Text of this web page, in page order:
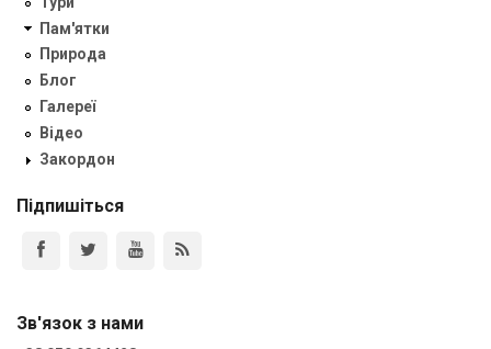
Пам'ятки
Природа
Блог
Галереї
Відео
Закордон
Підпишіться
Зв'язок з нами